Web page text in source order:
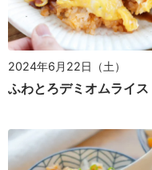
2024年6月22日（土）
ふわとろデミオムライス